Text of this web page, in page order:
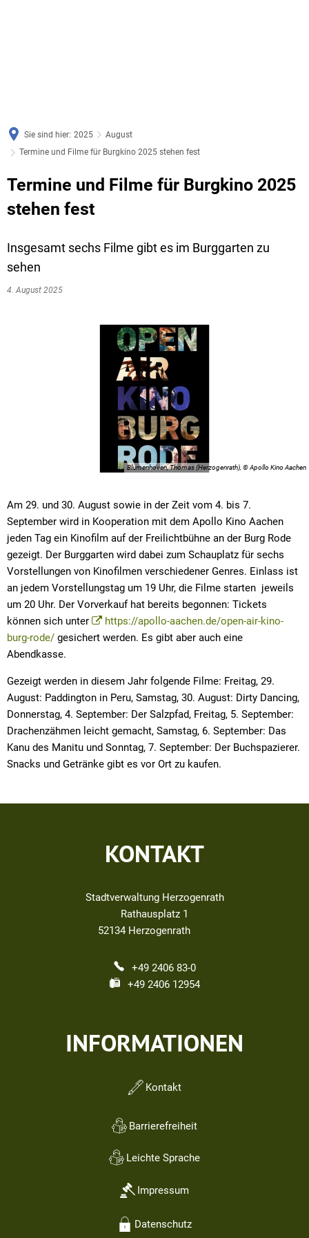
Sie sind hier: 2025
August
Termine und Filme für Burgkino 2025 stehen fest
Termine und Filme für Burgkino 2025
stehen fest
Insgesamt sechs Filme gibt es im Burggarten zu
sehen
4. August 2025
Blumenhoven, Thomas (Herzogenrath), © Apollo Kino Aachen
Am 29. und 30. August sowie in der Zeit vom 4. bis 7.
September wird in Kooperation mit dem Apollo Kino Aachen
jeden Tag ein Kinofilm auf der Freilichtbühne an der Burg Rode
gezeigt. Der Burggarten wird dabei zum Schauplatz für sechs
Vorstellungen von Kinofilmen verschiedener Genres. Einlass ist
an jedem Vorstellungstag um 19 Uhr, die Filme starten jeweils
um 20 Uhr. Der Vorverkauf hat bereits begonnen: Tickets
können sich unter
https://apollo-aachen.de/open-air-kino-
burg-rode/ gesichert werden. Es gibt aber auch eine
Abendkasse.
Gezeigt werden in diesem Jahr folgende Filme: Freitag, 29.
August: Paddington in Peru, Samstag, 30. August: Dirty Dancing,
Donnerstag, 4. September: Der Salzpfad, Freitag, 5. September:
Drachenzähmen leicht gemacht, Samstag, 6. September: Das
Kanu des Manitu und Sonntag, 7. September: Der Buchspazierer.
Snacks und Getränke gibt es vor Ort zu kaufen.
KONTAKT
Stadtverwaltung Herzogenrath
Rathausplatz 1
52134 Herzogenrath
+49 2406 83-0
+49 2406 12954
INFORMATIONEN
Kontakt
Barrierefreiheit
Leichte Sprache
Impressum
Datenschutz